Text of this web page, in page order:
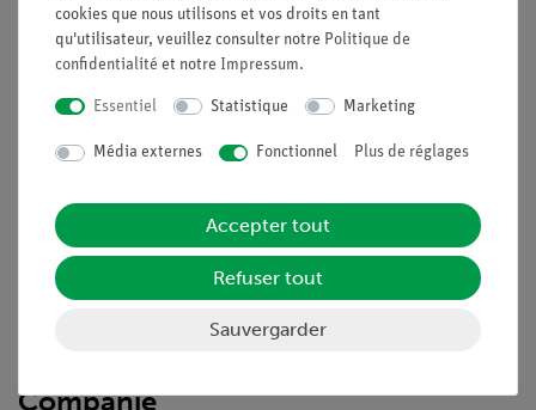
Contact
Conditions générales de vente
Déclaration de confidentialité
Service
Aperçu du service
Téléchargements
Catalogue
Companie
cookies que nous utilisons et vos droits en tant
qu'utilisateur, veuillez consulter notre Politique de
confidentialité et notre Impressum.
Essentiel Statistique Marketing
Média externes Fonctionnel Plus de réglages
Accepter tout
Refuser tout
Sauvergarder